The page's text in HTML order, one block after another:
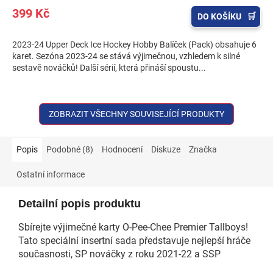
399 Kč DO KOŠÍKU
2023-24 Upper Deck Ice Hockey Hobby Balíček (Pack) obsahuje 6
karet. Sezóna 2023-24 se stává výjimečnou, vzhledem k silné
sestavě nováčků! Další sérií, která přináší spoustu...
ZOBRAZIT VŠECHNY SOUVISEJÍCÍ PRODUKTY
Popis Podobné (8) Hodnocení Diskuze Značka
Ostatní informace
Detailní popis produktu
Sbírejte výjimečné karty O-Pee-Chee Premier Tallboys!
Tato speciální insertní sada představuje nejlepší hráče
současnosti, SP nováčky z roku 2021-22 a SSP